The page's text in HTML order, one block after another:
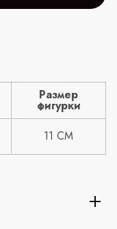
Размер
фигурки
11 CM